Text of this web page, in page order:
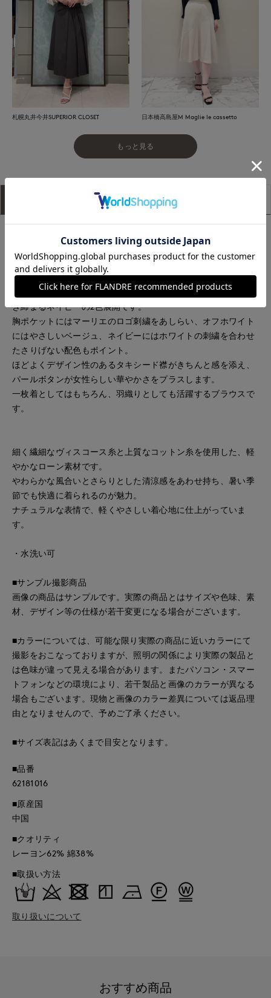
札幌丸井今井SUPERIOR CLOSET 日本橋高島屋M Maglie le cassetto
もっと見る
サイズ詳細
軽やかな風合いで肌当たりが良く、抜け感のある着こなしが叶
う一枚。
カラーはピンクみを帯びたやさしいオフホワイトと、上品に引
き締まるネイビーの2色展開です。
胸ポケットにはマーリエのロゴ刺繍をあしらい、オフホワイト
にはやさしいベージュ、ネイビーにはホワイトの刺繍を合わせ
たさりげない配色もポイント。
ほどよくデザイン性のあるタキシード襟がきちんと感を添え、
パールボタンが女性らしい華やかさをプラスします。
一枚着としてはもちろん、羽織りとしても活躍するブラウスで
す。
細く繊細なヴィスコース糸と上質なコットン糸を使用した、軽
やかなローン素材です。
やわらかな風合いとさらりとした清涼感をあわせ持ち、暑い季
節でも快適に着られるのが魅力。
ナチュラルな表情で、軽くやさしい着心地に仕上がっていま
す。
・水洗い可
■サンプル撮影商品
画像の商品はサンプルです。実際の商品とはサイズや色味、素
材、デザイン等の仕様が若干変更になる場合がございます。
■カラーについては、可能な限り実際の商品に近いカラーにて
撮影をおこなっておりますが、照明の関係により実際の製品と
は色味が違って見える場合があります。またパソコン・スマー
トフォンなどの環境により、若干製品と画像のカラーが異なる
場合もございます。現物と画像のカラー差異については返品理
由となりませんので、予めご了承ください。
■サイズ表記はあくまで目安となります。
■品番
62181016
■原産国
中国
■クオリティ
レーヨン62% 綿38%
■取扱い方法
取り扱いについて
おすすめ商品